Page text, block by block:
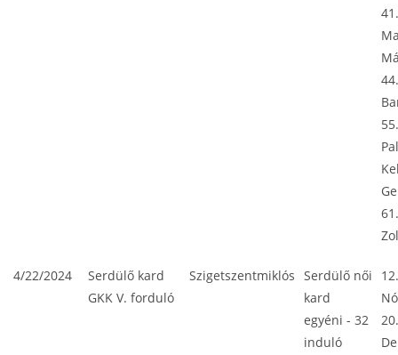
41.
55.
4/22/2024
Serdülő kard
GKK V. forduló
Szigetszentmiklós Serdülő női
kard
egyéni - 32
induló
20.